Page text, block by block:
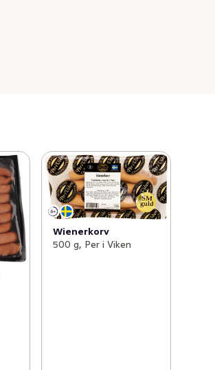
Wienerkorv
500 g, Per i Viken